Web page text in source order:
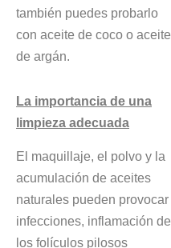
también puedes probarlo
con aceite de coco o aceite
de argán.
La importancia de una
limpieza adecuada
El maquillaje, el polvo y la
acumulación de aceites
naturales pueden provocar
infecciones, inflamación de
los folículos pilosos